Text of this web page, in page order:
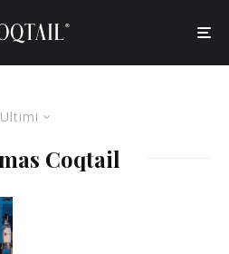
Ultimi
Coqtail